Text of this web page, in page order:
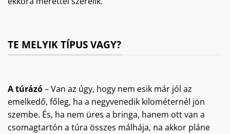
TE MELYIK TÍPUS VAGY?
A túrázó– Van az úgy, hogy nem esik már jól az
emelkedő, főleg, ha a negyvenedik kilométernél jön
szembe. És, ha nem üres a bringa, hanem ott van a
csomagtartón a túra összes málhája, na akkor pláne